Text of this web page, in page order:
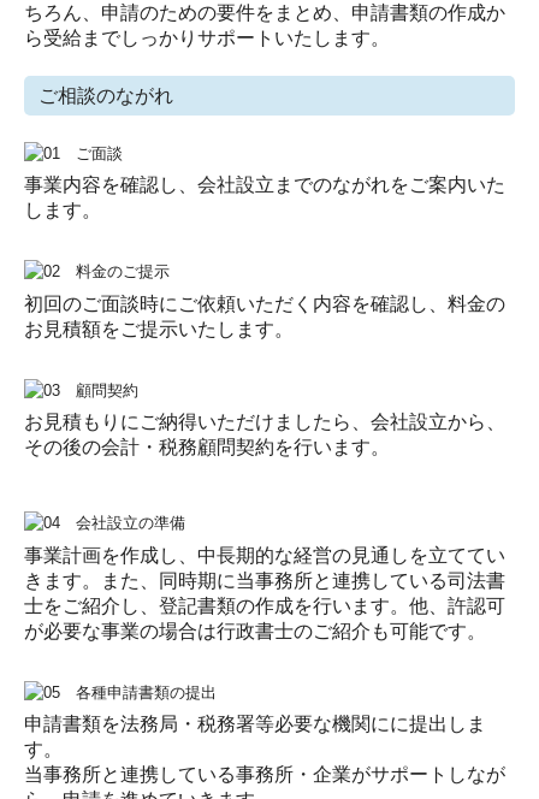
ちろん、申請のための要件をまとめ、申請書類の作成か
ら受給までしっかりサポートいたします。
ご相談のながれ
事業内容を確認し、会社設立までのながれをご案内いた
します。
初回のご面談時にご依頼いただく内容を確認し、料金の
お見積額をご提示いたします。
お見積もりにご納得いただけましたら、会社設立から、
その後の会計・税務顧問契約を行います。
事業計画を作成し、中長期的な経営の見通しを立ててい
きます。また、同時期に当事務所と連携している司法書
士をご紹介し、登記書類の作成を行います。他、許認可
が必要な事業の場合は行政書士のご紹介も可能です。
申請書類を法務局・税務署等必要な機関にに提出しま
す。
当事務所と連携している事務所・企業がサポートしなが